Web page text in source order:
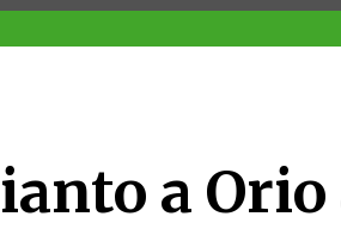
a Orio